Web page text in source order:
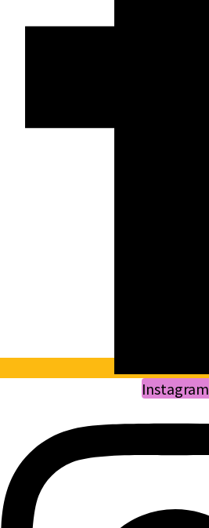
Instagram